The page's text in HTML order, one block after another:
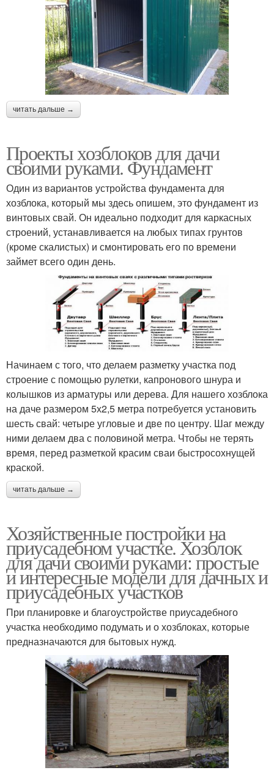
читать дальше →
Проекты хозблоков для дачи
своими руками. Фундамент
Один из вариантов устройства фундамента для
хозблока, который мы здесь опишем, это фундамент из
винтовых свай. Он идеально подходит для каркасных
строений, устанавливается на любых типах грунтов
(кроме скалистых) и смонтировать его по времени
займет всего один день.
Начинаем с того, что делаем разметку участка под
строение с помощью рулетки, капронового шнура и
колышков из арматуры или дерева. Для нашего хозблока
на даче размером 5х2,5 метра потребуется установить
шесть свай: четыре угловые и две по центру. Шаг между
ними делаем два с половиной метра. Чтобы не терять
время, перед разметкой красим сваи быстросохнущей
краской.
читать дальше →
Хозяйственные постройки на
приусадебном участке. Хозблок
для дачи своими руками: простые
и интересные модели для дачных и
приусадебных участков
При планировке и благоустройстве приусадебного
участка необходимо подумать и о хозблоках, которые
предназначаются для бытовых нужд.